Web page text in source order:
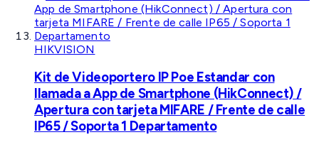
HIKVISION
Kit de Videoportero IP Poe Estandar con
llamada a App de Smartphone (HikConnect) /
Apertura con tarjeta MIFARE / Frente de calle
IP65 / Soporta 1 Departamento